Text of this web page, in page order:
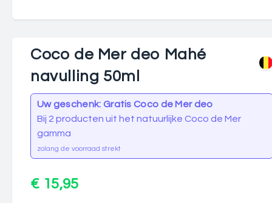
Coco de Mer deo Mahé
navulling 50ml
Uw geschenk: Gratis Coco de Mer deo
Bij 2 producten uit het natuurlijke Coco de Mer
gamma
zolang de voorraad strekt
€ 15,95